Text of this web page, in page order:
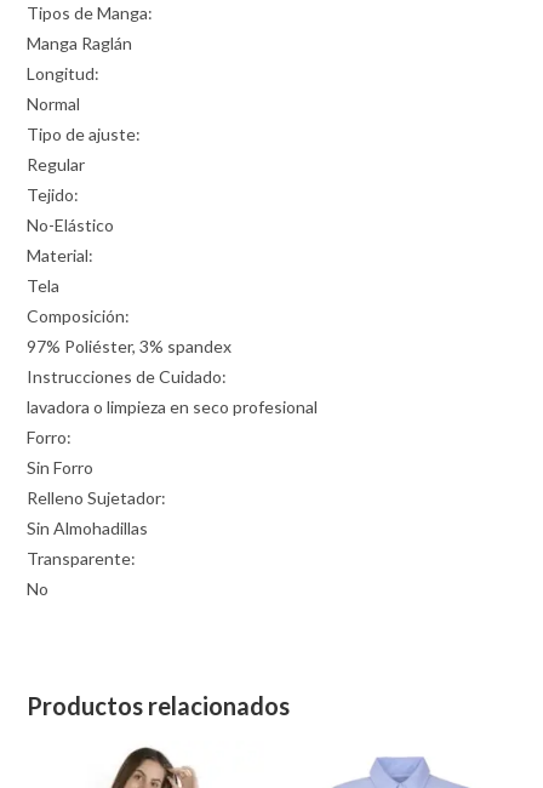
Tipos de Manga:
Manga Raglán
Longitud:
Normal
Tipo de ajuste:
Regular
Tejido:
No-Elástico
Material:
Tela
Composición:
97% Poliéster, 3% spandex
Instrucciones de Cuidado:
lavadora o limpieza en seco profesional
Forro:
Sin Forro
Relleno Sujetador:
Sin Almohadillas
Transparente:
No
Productos relacionados